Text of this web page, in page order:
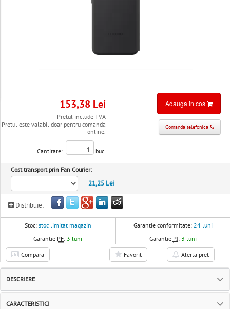
153,38 Lei
Pretul include TVA
Pretul este valabil doar pentru comanda
online.
Cantitate: buc.
Adauga in cos
Comanda telefonica
Cost transport prin Fan Courier:
21,25 Lei
Distribuie:
Stoc: stoc limitat magazin Garantie conformitate: 24 luni
Garantie PF: 3 luni Garantie PJ: 3 luni
Compara Favorit Alerta pret
DESCRIERE
CARACTERISTICI